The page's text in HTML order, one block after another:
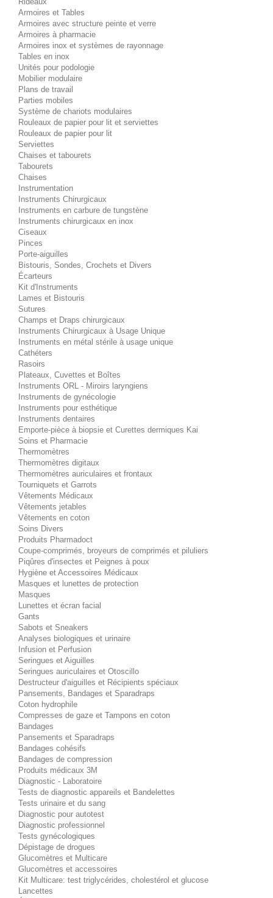
Armoires et Tables
Armoires avec structure peinte et verre
Armoires à pharmacie
Armoires inox et systèmes de rayonnage
Tables en inox
Unités pour podologie
Mobilier modulaire
Plans de travail
Parties mobiles
Système de chariots modulaires
Rouleaux de papier pour lit et serviettes
Rouleaux de papier pour lit
Serviettes
Chaises et tabourets
Tabourets
Chaises
Instrumentation
Instruments Chirurgicaux
Instruments en carbure de tungstène
Instruments chirurgicaux en inox
Ciseaux
Pinces
Porte-aiguilles
Bistouris, Sondes, Crochets et Divers
Écarteurs
Kit d'Instruments
Lames et Bistouris
Sutures
Champs et Draps chirurgicaux
Instruments Chirurgicaux à Usage Unique
Instruments en métal stérile à usage unique
Cathéters
Rasoirs
Plateaux, Cuvettes et Boîtes
Instruments ORL - Miroirs laryngiens
Instruments de gynécologie
Instruments pour esthétique
Instruments dentaires
Emporte-pièce à biopsie et Curettes dermiques Kai
Soins et Pharmacie
Thermomètres
Thermomètres digitaux
Thermomètres auriculaires et frontaux
Tourniquets et Garrots
Vêtements Médicaux
Vêtements jetables
Vêtements en coton
Soins Divers
Produits Pharmadoct
Coupe-comprimés, broyeurs de comprimés et piluliers
Piqûres d'insectes et Peignes à poux
Hygiène et Accessoires Médicaux
Masques et lunettes de protection
Masques
Lunettes et écran facial
Gants
Sabots et Sneakers
Analyses biologiques et urinaire
Infusion et Perfusion
Seringues et Aiguilles
Seringues auriculaires et Otoscillo
Destructeur d'aiguilles et Récipients spéciaux
Pansements, Bandages et Sparadraps
Coton hydrophile
Compresses de gaze et Tampons en coton
Bandages
Pansements et Sparadraps
Bandages cohésifs
Bandages de compression
Produits médicaux 3M
Diagnostic - Laboratoire
Tests de diagnostic appareils et Bandelettes
Tests urinaire et du sang
Diagnostic pour autotest
Diagnostic professionnel
Tests gynécologiques
Dépistage de drogues
Glucomètres et Multicare
Glucomètres et accessoires
Kit Multicare: test triglycérides, cholestérol et glucose
Lancettes